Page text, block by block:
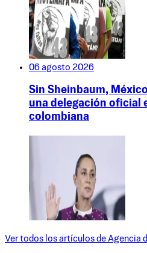
06 agosto 2026
Sin Sheinbaum,
una delegación oficial
colombiana
Ver todos los artículos de Agencia